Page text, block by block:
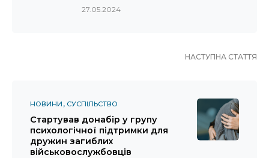
27.05.2024
НАСТУПНА СТАТТЯ
НОВИНИ СУСПІЛЬСТВО
Стартував донабір у групу
психологічної підтримки для
дружин загиблих
військовослужбовців